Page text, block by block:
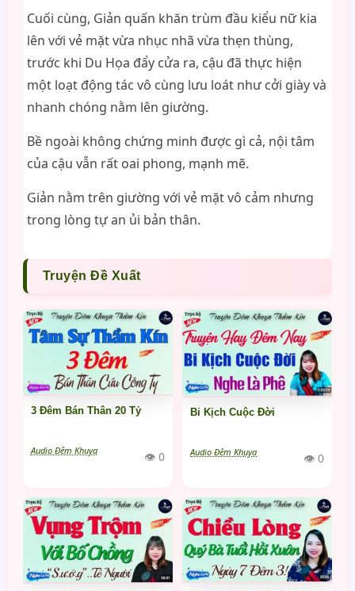
Cuối cùng, Giản quấn khăn trùm đầu kiểu nữ kia
lên với vẻ mặt vừa nhục nhã vừa thẹn thùng,
trước khi Du Họa đẩy cửa ra, cậu đã thực hiện
một loạt động tác vô cùng lưu loát như cởi giày và
nhanh chóng nằm lên giường.
Bề ngoài không chứng minh được gì cả, nội tâm
của cậu vẫn rất oai phong, mạnh mẽ.
Giản nằm trên giường với vẻ mặt vô cảm nhưng
trong lòng tự an ủi bản thân.
Truyện Đề Xuất
3 Đêm Bán Thân 20 Tỷ
Audio Đêm Khuya 👁 0
Bi Kịch Cuộc Đời
Audio Đêm Khuya 👁 0